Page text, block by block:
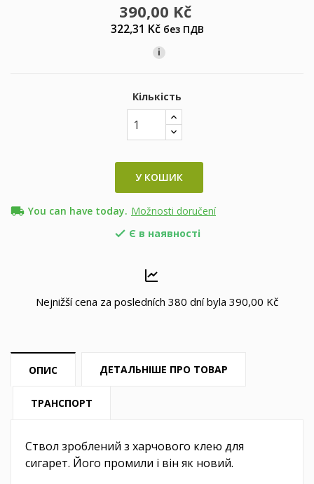
390,00 Kč
322,31 Kč без ПДВ
i
Кількість
У КОШИК
local_shipping You can have today. Možnosti doručení
 Є в наявності
Nejnižší cena za posledních 380 dní byla 390,00 Kč
ОПИС ДЕТАЛЬНІШЕ ПРО ТОВАР
ТРАНСПОРТ
Ствол зроблений з харчового клею для
сигарет. Його промили і він як новий.